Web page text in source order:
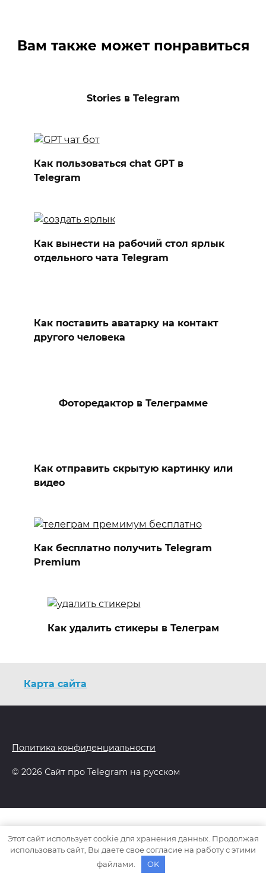
Вам также может понравиться
Stories в Telegram
Как пользоваться chat GPT в
Telegram
Как вынести на рабочий стол ярлык
отдельного чата Telegram
Как поставить аватарку на контакт
другого человека
Фоторедактор в Телеграмме
Как отправить скрытую картинку или
видео
Как бесплатно получить Telegram
Premium
Как удалить стикеры в Телеграм
Карта сайта
Политика конфиденциальности
© 2026 Сайт про Telegram на русском
Этот сайт использует cookie для хранения данных. Продолжая
использовать сайт, Вы даете свое согласие на работу с этими
файлами.
OK